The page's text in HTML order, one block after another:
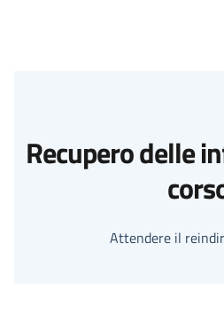
Recupero delle
Attendere il